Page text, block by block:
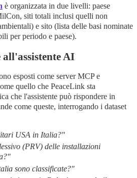
è organizzata in due livelli: paese
siti totali inclusi quelli non
e sito (lista delle basi nominate
per periodo e paese).
all'assistente AI
esposti come server MCP e
quello che PeaceLink sta
che l'assistente può rispondere in
come queste, interrogando i dataset
USA in Italia?"
(PRV) delle installazioni
sono classificate?"